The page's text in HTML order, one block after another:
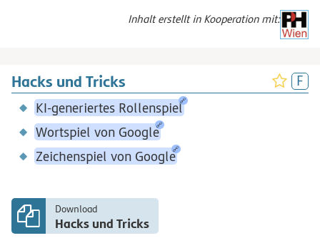
Inhalt erstellt in Kooperation mit:
Hacks und Tricks
KI-generiertes Rollenspiel
Wortspiel von Google
Zeichenspiel von Google
Download
Hacks und Tricks